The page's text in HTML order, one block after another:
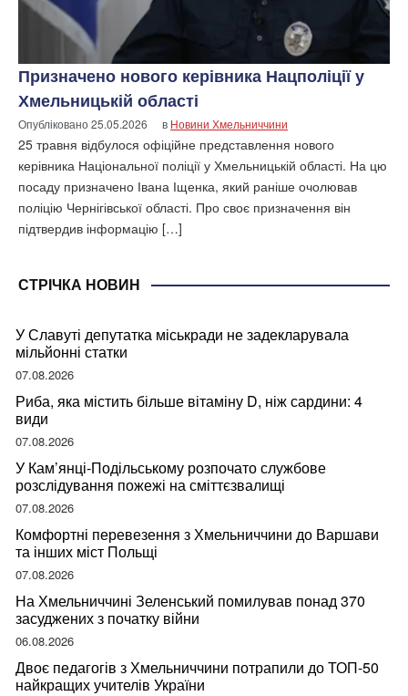
Призначено нового керівника Нацполіції у
Хмельницькій області
Опубліковано25.05.2026 в Новини Хмельниччини
25 травня відбулося офіційне представлення нового
керівника Національної поліції у Хмельницькій області. На цю
посаду призначено Івана Іщенка, який раніше очолював
поліцію Чернігівської області. Про своє призначення він
підтвердив інформацію […]
СТРІЧКА НОВИН
У Славуті депутатка міськради не задекларувала
мільйонні статки
07.08.2026
Риба, яка містить більше вітаміну D, ніж сардини: 4
види
07.08.2026
У Кам’янці-Подільському розпочато службове
розслідування пожежі на сміттєзвалищі
07.08.2026
Комфортні перевезення з Хмельниччини до Варшави
та інших міст Польщі
07.08.2026
На Хмельниччині Зеленський помилував понад 370
засуджених з початку війни
06.08.2026
Двоє педагогів з Хмельниччини потрапили до ТОП-50
найкращих учителів України